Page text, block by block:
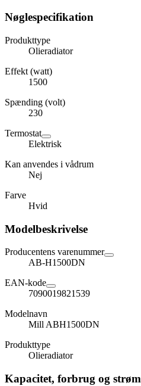
Nøglespecifikation
Produkttype
Olieradiator
Effekt (watt)
1500
Spænding (volt)
230
Termostat
Elektrisk
Kan anvendes i vådrum
Nej
Farve
Hvid
Modelbeskrivelse
Producentens varenummer
AB-H1500DN
EAN-kode
7090019821539
Modelnavn
Mill ABH1500DN
Produkttype
Olieradiator
Kapacitet, forbrug og strøm